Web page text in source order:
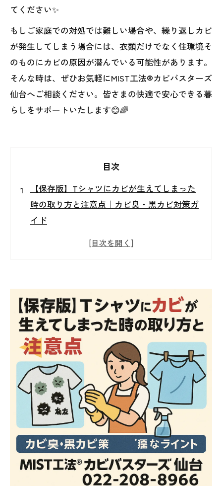
てください✨
もしご家庭での対処では難しい場合や、繰り返しカビ
が発生してしまう場合には、衣類だけでなく住環境そ
のものにカビの原因が潜んでいる可能性があります。
そんな時は、ぜひお気軽にMIST工法®カビバスターズ
仙台へご相談ください。皆さまの快適で安心できる暮
らしをサポートいたします😊🌈
目次
【保存版】Tシャツにカビが生えてしまった
時の取り方と注意点｜カビ臭・黒カビ対策ガ
イド
Tシャツにカビが生える原因とは？ └ 湿
ビ・白カビ・カビ臭の違いとリスク
家庭でできるTシャツのカビ取り方法
やってはいけないNGカビ取り法
カビ臭を効果的に取り除くポイント
再発防止のためのカビ対策・予防法
それでも取れない場合の対応方法
まとめ｜Tシャツのカビ取りは早めの対策が
肝心